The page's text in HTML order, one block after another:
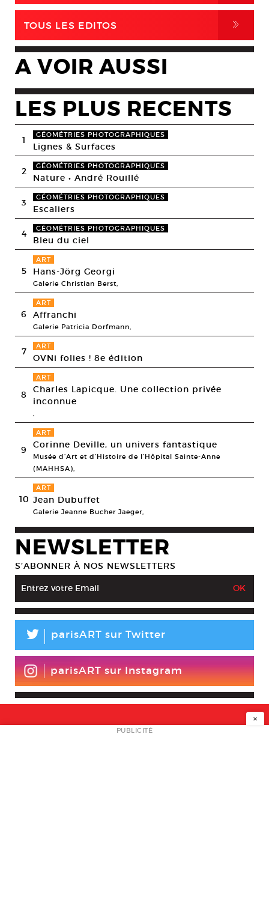
TOUS LES EDITOS ,
A VOIR AUSSI
LES PLUS RECENTS
1 GÉOMÉTRIES PHOTOGRAPHIQUES
Lignes & Surfaces
2 GÉOMÉTRIES PHOTOGRAPHIQUES
Nature • André Rouillé
3 GÉOMÉTRIES PHOTOGRAPHIQUES
Escaliers
4 GÉOMÉTRIES PHOTOGRAPHIQUES
Bleu du ciel
5
ART
Hans-Jörg Georgi
Galerie Christian Berst,
6
ART
Affranchi
Galerie Patricia Dorfmann,
7 ART
OVNi folies ! 8e édition
8
ART
Charles Lapicque. Une collection privée
inconnue
,
9
ART
Corinne Deville, un univers fantastique
Musée d’Art et d’Histoire de l’Hôpital Sainte-Anne
(MAHHSA),
10
ART
Jean Dubuffet
Galerie Jeanne Bucher Jaeger,
NEWSLETTER
S’ABONNER À NOS NEWSLETTERS
L parisART sur Twitter
parisART sur Instagram
NEWSLETTER
×
PUBLICITÉ